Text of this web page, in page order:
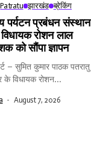
Patratu झारखंड ब्रेकिंग
पर्यटन प्रबंधन संस्थान
रोशन लाल
को सौंपा ज्ञापन
– सुमित कुमार पाठक पतरातु
के विधायक रोशन...
August 7, 2026